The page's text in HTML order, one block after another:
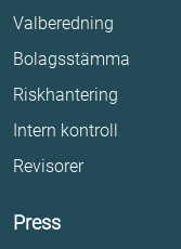
Valberedning
Bolagsstämma
Riskhantering
Intern kontroll
Revisorer
Press